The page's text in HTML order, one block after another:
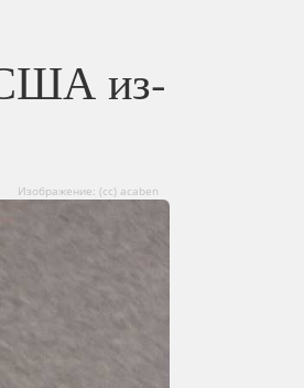
США из-
Изображение: (сс) acaben